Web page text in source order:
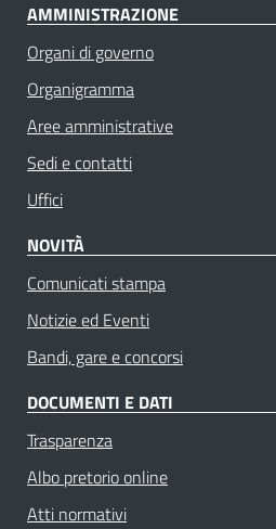
AMMINISTRAZIONE
Organi di governo
Organigramma
Aree amministrative
Sedi e contatti
Uffici
NOVITÀ
Comunicati stampa
Notizie ed Eventi
Bandi, gare e concorsi
DOCUMENTI E DATI
Trasparenza
Albo pretorio online
Atti normativi